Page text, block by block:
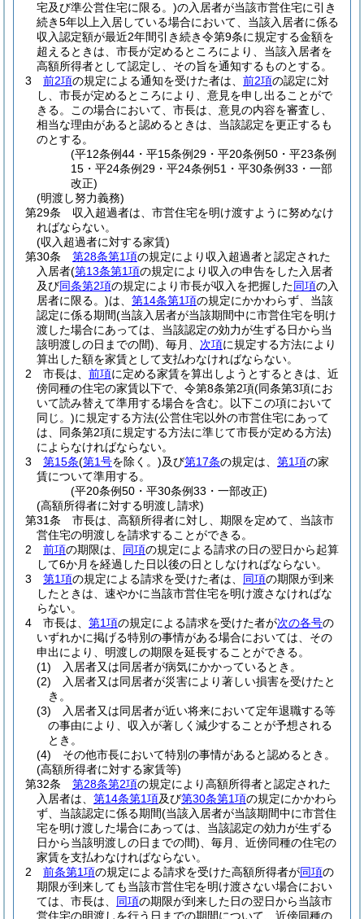
宅及び準公営住宅に限る。)の入居者が当該市営住宅に引き
続き5年以上入居している場合において、当該入居者に係る
収入認定額が最近2年間引き続き令第9条に規定する金額を
超えるときは、市長が定めるところにより、当該入居者を
高額所得者として認定し、その旨を通知するものとする。
3
前2項の規定による通知を受けた者は、 前2項の認定に対
し、市長が定めるところにより、意見を申し出ることがで
きる。
この場合において、市長は、意見の内容を審査し、
相当な理由があると認めるときは、当該認定を更正するも
のとする。
(平12条例44・平15条例29・平20条例50・平23条例
15・平24条例29・平24条例51・平30条例33・一部
改正)
(明渡し努力義務)
第29条
収入超過者は、市営住宅を明け渡すように努めなけ
ればならない。
(収入超過者に対する家賃)
第30条
第28条第1項の規定により収入超過者と認定された
入居者(第13条第1項の規定により収入の申告をした入居者
及び同条第2項の規定により市長が収入を把握した同項の入
居者に限る。)は、 第14条第1項の規定にかかわらず、当該
認定に係る期間(当該入居者が当該期間中に市営住宅を明け
渡した場合にあっては、当該認定の効力が生ずる日から当
該明渡しの日までの間) 、毎月、 次項に規定する方法により
算出した額を家賃として支払わなければならない。
2
市長は、 前項に定める家賃を算出しようとするときは、近
傍同種の住宅の家賃以下で、令第8条第2項(同条第3項にお
いて読み替えて準用する場合を含む。以下この項において
同じ。)に規定する方法(公営住宅以外の市営住宅にあって
は、同条第2項に規定する方法に準じて市長が定める方法)
によらなければならない。
3
第15条(第1号を除く。)及び第17条の規定は、 第1項の家
賃について準用する。
(平20条例50・平30条例33・一部改正)
(高額所得者に対する明渡し請求)
第31条
市長は、高額所得者に対し、期限を定めて、当該市
営住宅の明渡しを請求することができる。
2
前項の期限は、 同項の規定による請求の日の翌日から起算
して6か月を経過した日以後の日としなければならない。
3
第1項の規定による請求を受けた者は、 同項の期限が到来
したときは、速やかに当該市営住宅を明け渡さなければな
らない。
4
市長は、 第1項の規定による請求を受けた者が次の各号の
いずれかに掲げる特別の事情がある場合においては、その
申出により、明渡しの期限を延長することができる。
(1)
入居者又は同居者が病気にかかっているとき。
(2)
入居者又は同居者が災害により著しい損害を受けたと
き。
(3)
入居者又は同居者が近い将来において定年退職する等
の事由により、収入が著しく減少することが予想される
とき。
(4)
その他市長において特別の事情があると認めるとき。
(高額所得者に対する家賃等)
第32条
第28条第2項の規定により高額所得者と認定された
入居者は、 第14条第1項及び第30条第1項の規定にかかわら
ず、当該認定に係る期間(当該入居者が当該期間中に市営住
宅を明け渡した場合にあっては、当該認定の効力が生ずる
日から当該明渡しの日までの間) 、毎月、近傍同種の住宅の
家賃を支払わなければならない。
2
前条第1項の規定による請求を受けた高額所得者が同項の
期限が到来しても当該市営住宅を明け渡さない場合におい
ては、市長は、 同項の期限が到来した日の翌日から当該市
営住宅の明渡しを行う日までの期間について、近傍同種の